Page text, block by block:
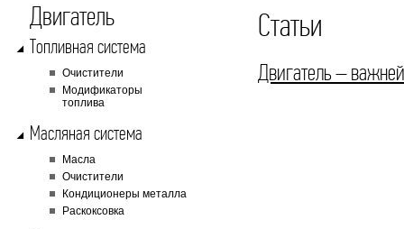
Двигатель
Топливная система
Очистители
Модификаторы
топлива
Масляная система
Масла
Очистители
Кондиционеры металла
Раскоксовка
Статьи
Двигатель –